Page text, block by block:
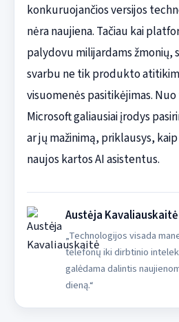
konkuruojančios versijos
nėra naujiena. Tačiau kai
palydovu milijardams žmonių,
svarbu ne tik produkto
visuomenės pasitikėjimas.
Microsoft galiausiai įrodys
ar jų mažinimą, priklausys,
naujos kartos AI asistentus.
Austėja Kavaliauskaitė
„Technologijos visada
telefonų iki dirbtinio
galėdama dalintis
dieną.“